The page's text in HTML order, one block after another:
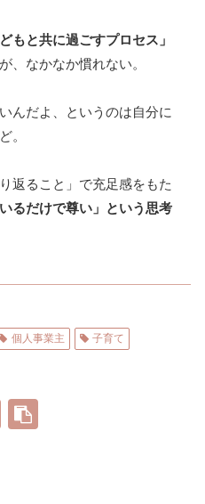
もと共に過ごすプロセス」
、なかなか慣れない。
んだよ、というのは自分に
。
返ること」で充足感をもた
るだけで尊い」という思考
個人事業主 子育て